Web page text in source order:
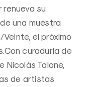
renueva su
una muestra
el próximo
curaduría de
Nicolás Talone,
de artistas